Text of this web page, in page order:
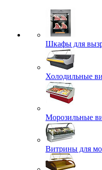
Шкафы для
Холодильные
Морозильные
Витрины для